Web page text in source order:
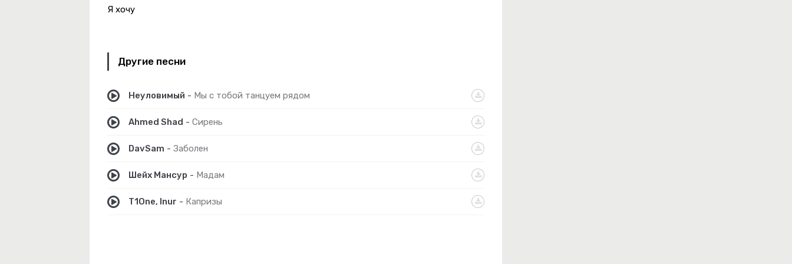
Я хочу
Другие песни
Неуловимый - Мы с тобой танцуем рядом
Ahmed Shad - Сирень
DavSam - Заболен
Шейх Мансур - Мадам
T1One, Inur - Капризы